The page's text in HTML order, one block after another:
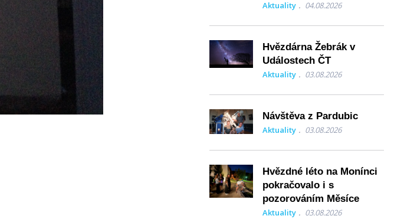
Aktuality 04.08.2026
Hvězdárna Žebrák v
Událostech ČT
Aktuality 03.08.2026
Návštěva z Pardubic
Aktuality 03.08.2026
Hvězdné léto na Monínci
pokračovalo i s
pozorováním Měsíce
Aktuality 03.08.2026